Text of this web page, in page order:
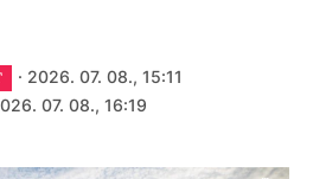
· 2026. 07. 08., 15:11
07. 08., 16:19